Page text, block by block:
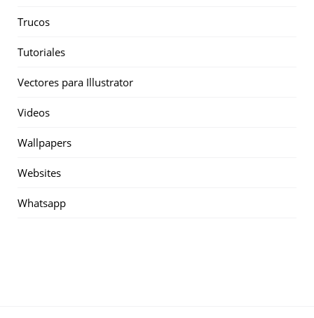
Trucos
Tutoriales
Vectores para Illustrator
Videos
Wallpapers
Websites
Whatsapp